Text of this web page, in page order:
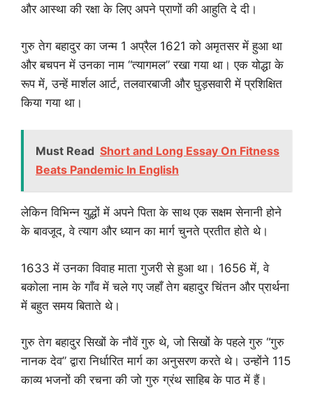
और आस्था की रक्षा के लिए अपने प्राणों की आहुति दे दी।
गुरु तेग बहादुर का जन्म 1 अप्रैल 1621 को अमृतसर में हुआ था
और बचपन में उनका नाम “त्यागमल” रखा गया था। एक योद्धा के
रूप में, उन्हें मार्शल आर्ट, तलवारबाजी और घुड़सवारी में प्रशिक्षित
किया गया था।
Must Read Short and Long Essay On Fitness
Beats Pandemic In English
लेकिन विभिन्न युद्धों में अपने पिता के साथ एक सक्षम सेनानी होने
के बावजूद, वे त्याग और ध्यान का मार्ग चुनते प्रतीत होते थे।
1633 में उनका विवाह माता गुजरी से हुआ था। 1656 में, वे
बकोला नाम के गाँव में चले गए जहाँ तेग बहादुर चिंतन और प्रार्थना
में बहुत समय बिताते थे।
गुरु तेग बहादुर सिखों के नौवें गुरु थे, जो सिखों के पहले गुरु “गुरु
नानक देव” द्वारा निर्धारित मार्ग का अनुसरण करते थे। उन्होंने 115
काव्य भजनों की रचना की जो गुरु ग्रंथ साहिब के पाठ में हैं।